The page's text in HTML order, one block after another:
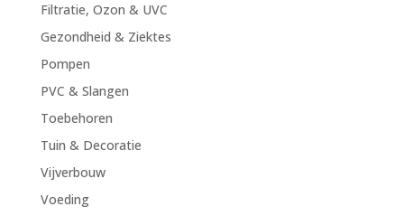
Filtratie, Ozon & UVC
Gezondheid & Ziektes
Pompen
PVC & Slangen
Toebehoren
Tuin & Decoratie
Vijverbouw
Voeding